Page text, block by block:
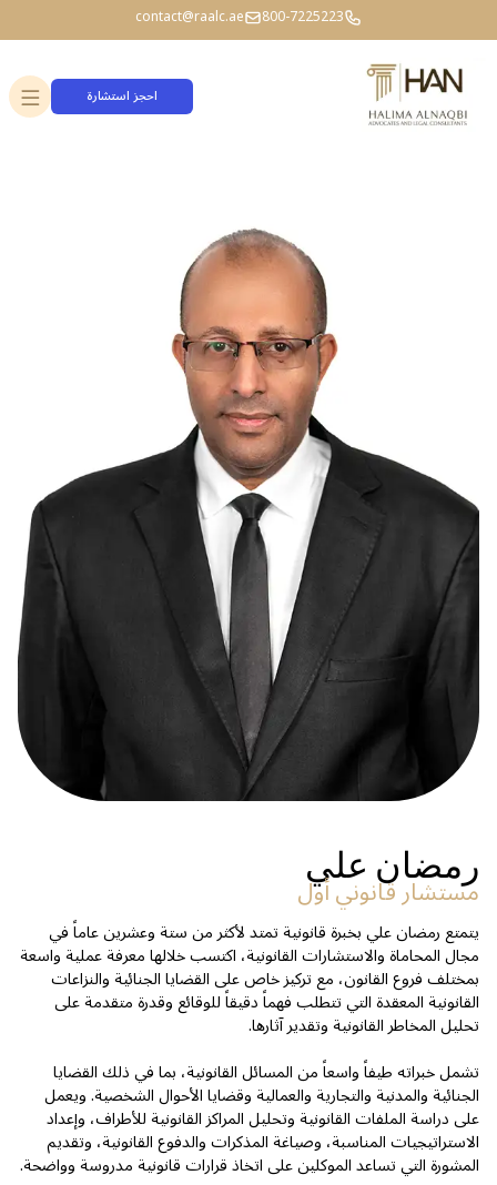
800-7225223
contact@raalc.ae
احجز استشارة
رمضان علي
مستشار قانوني أول
يتمتع رمضان علي بخبرة قانونية تمتد لأكثر من ستة وعشرين عاماً في
مجال المحاماة والاستشارات القانونية، اكتسب خلالها معرفة عملية واسعة
بمختلف فروع القانون، مع تركيز خاص على القضايا الجنائية والنزاعات
القانونية المعقدة التي تتطلب فهماً دقيقاً للوقائع وقدرة متقدمة على
تحليل المخاطر القانونية وتقدير آثارها.
تشمل خبراته طيفاً واسعاً من المسائل القانونية، بما في ذلك القضايا
الجنائية والمدنية والتجارية والعمالية وقضايا الأحوال الشخصية. ويعمل
على دراسة الملفات القانونية وتحليل المراكز القانونية للأطراف، وإعداد
الاستراتيجيات المناسبة، وصياغة المذكرات والدفوع القانونية، وتقديم
المشورة التي تساعد الموكلين على اتخاذ قرارات قانونية مدروسة وواضحة.